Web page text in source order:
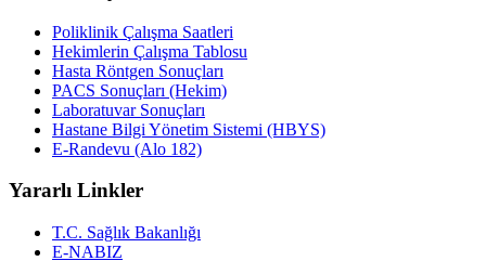
Poliklinik Çalışma Saatleri
Hekimlerin Çalışma Tablosu
Hasta Röntgen Sonuçları
PACS Sonuçları (Hekim)
Laboratuvar Sonuçları
Hastane Bilgi Yönetim Sistemi (HBYS)
E-Randevu (Alo 182)
Yararlı Linkler
T.C. Sağlık Bakanlığı
E-NABIZ